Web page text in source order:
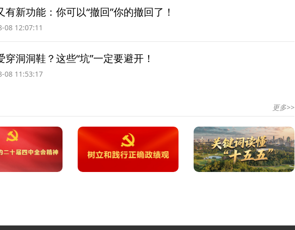
有新功能：你可以“撤回”你的撤回了！
08 12:07:11
穿洞洞鞋？这些“坑”一定要避开！
08 11:53:17
更多>>